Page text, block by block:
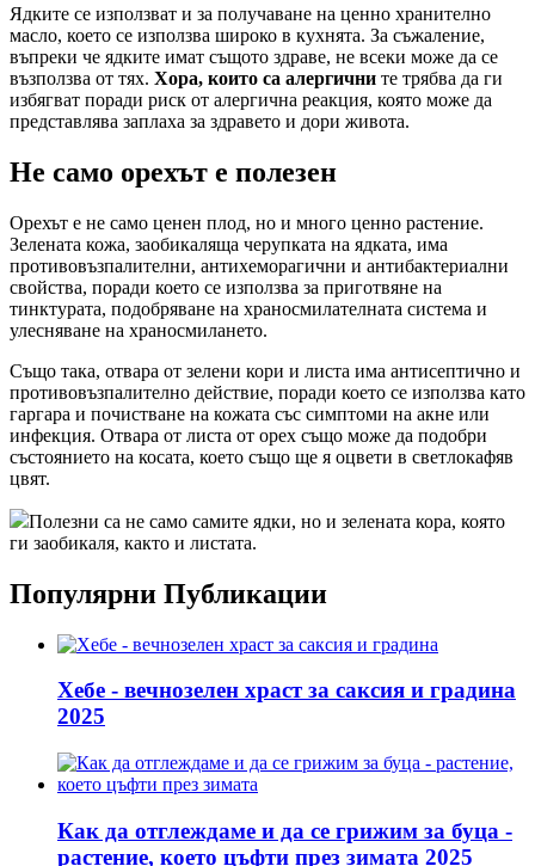
Ядките се използват и за получаване на ценно хранително
масло, което се използва широко в кухнята. За съжаление,
въпреки че ядките имат същото здраве, не всеки може да се
възползва от тях. Хора, които са алергични те трябва да ги
избягват поради риск от алергична реакция, която може да
представлява заплаха за здравето и дори живота.
Не само орехът е полезен
Орехът е не само ценен плод, но и много ценно растение.
Зелената кожа, заобикаляща черупката на ядката, има
противовъзпалителни, антихеморагични и антибактериални
свойства, поради което се използва за приготвяне на
тинктурата, подобряване на храносмилателната система и
улесняване на храносмилането.
Също така, отвара от зелени кори и листа има антисептично и
противовъзпалително действие, поради което се използва като
гаргара и почистване на кожата със симптоми на акне или
инфекция. Отвара от листа от орех също може да подобри
състоянието на косата, което също ще я оцвети в светлокафяв
цвят.
Полезни са не само самите ядки, но и зелената кора, която
ги заобикаля, както и листата.
Популярни Публикации
Хебе - вечнозелен храст за саксия и градина
2025
Как да отглеждаме и да се грижим за буца -
растение, което цъфти през зимата 2025